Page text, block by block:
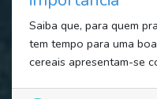
Saiba que, para quem
tem tempo para uma
cereais apresentam-se